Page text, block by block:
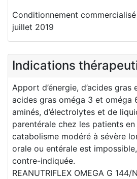
Conditionnement
juillet 2019
Indications
Apport d’énergie, d’acides
acides gras oméga 3 et oméga
aminés, d’électrolytes et de
parentérale chez les patients
catabolisme modéré à sévère
orale ou entérale est
contre-indiquée.
REANUTRIFLEX OMEGA G